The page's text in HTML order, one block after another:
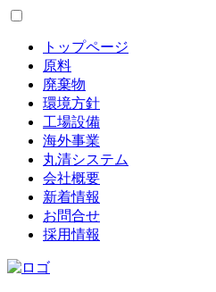
トップページ
原料
廃棄物
環境方針
工場設備
海外事業
丸清システム
会社概要
新着情報
お問合せ
採用情報